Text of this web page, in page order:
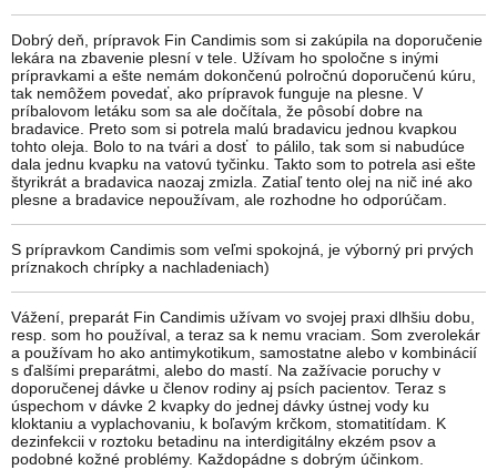
Dobrý deň, prípravok Fin Candimis som si zakúpila na doporučenie
lekára na zbavenie plesní v tele. Užívam ho spoločne s inými
prípravkami a ešte nemám dokončenú polročnú doporučenú kúru,
tak nemôžem povedať, ako prípravok funguje na plesne. V
príbalovom letáku som sa ale dočítala, že pôsobí dobre na
bradavice. Preto som si potrela malú bradavicu jednou kvapkou
tohto oleja. Bolo to na tvári a dosť to pálilo, tak som si nabudúce
dala jednu kvapku na vatovú tyčinku. Takto som to potrela asi ešte
štyrikrát a bradavica naozaj zmizla. Zatiaľ tento olej na nič iné ako
plesne a bradavice nepoužívam, ale rozhodne ho odporúčam.
S prípravkom Candimis som veľmi spokojná, je výborný pri prvých
príznakoch chrípky a nachladeniach)
Vážení, preparát Fin Candimis užívam vo svojej praxi dlhšiu dobu,
resp. som ho používal, a teraz sa k nemu vraciam. Som zverolekár
a používam ho ako antimykotikum, samostatne alebo v kombinácií
s ďalšími preparátmi, alebo do mastí. Na zažívacie poruchy v
doporučenej dávke u členov rodiny aj psích pacientov. Teraz s
úspechom v dávke 2 kvapky do jednej dávky ústnej vody ku
kloktaniu a vyplachovaniu, k boľavým krčkom, stomatitídam. K
dezinfekcii v roztoku betadinu na interdigitálny ekzém psov a
podobné kožné problémy. Každopádne s dobrým účinkom.